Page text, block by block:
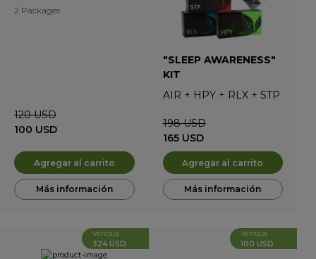
2 Packages
120 USD
100 USD
Agregar al carrito
Más información
"SLEEP AWARENESS"
KIT
AIR + HPY + RLX + STP
198 USD
165 USD
Agregar al carrito
Más información
Ventaja
324 USD
Ventaja
100 USD